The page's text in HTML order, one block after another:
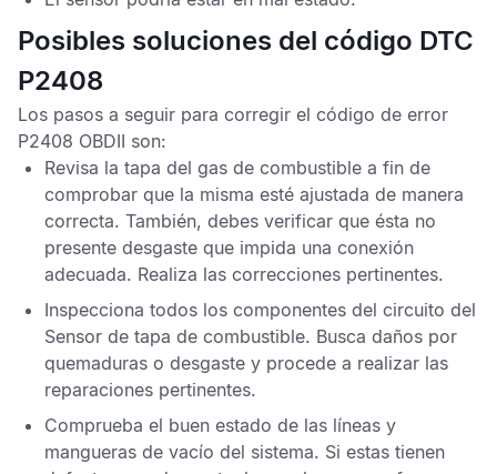
Posibles soluciones del código DTC
P2408
Los pasos a seguir para corregir el código de error
P2408 OBDII son:
Revisa la tapa del gas de combustible a fin de
comprobar que la misma esté ajustada de manera
correcta. También, debes verificar que ésta no
presente desgaste que impida una conexión
adecuada. Realiza las correcciones pertinentes.
Inspecciona todos los componentes del circuito del
Sensor de tapa de combustible. Busca daños por
quemaduras o desgaste y procede a realizar las
reparaciones pertinentes.
Comprueba el buen estado de las líneas y
mangueras de vacío del sistema. Si estas tienen